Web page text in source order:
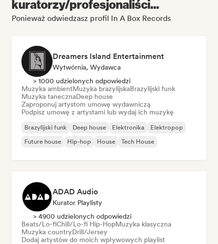
kuratorzy/profesjonaliści...
Ponieważ odwiedzasz profil In A Box Records
Dreamers Island Entertainment
Wytwórnia, Wydawca
> 1000 udzielonych odpowiedzi
Muzyka ambientMuzyka brazylijskaBrazylijski funk
Muzyka tanecznaDeep house
Zaproponuj artystom umowę wydawniczą
Podpisz umowę z artystami lub wydaj ich muzykę
Brazylijski funk Deep house Elektronika
Elektropop
Future house
Hip-hop House Tech House
ADAD Audio
Kurator Playlisty
> 4900 udzielonych odpowiedzi
Beats/Lo-fiChill/Lo-fi Hip-HopMuzyka klasyczna
Muzyka countryDrill/Jersey
Dodaj artystów do moich wpływowych playlist